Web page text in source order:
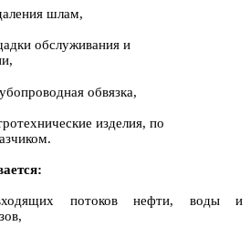
шлам,
обслуживания и
обвязка,
изделия, по
потоков нефти, воды и